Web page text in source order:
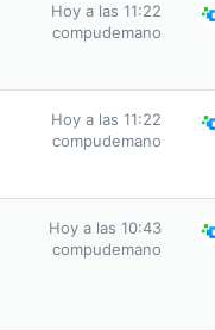
Hoy a las 11:22
compudemano
Hoy a las 11:22
compudemano
Hoy a las 10:43
compudemano